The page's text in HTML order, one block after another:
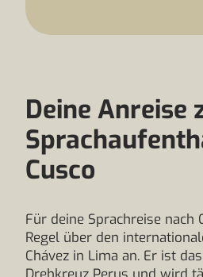
Deine Anreise
Cusco
Für deine Sprachreise nach
Regel über den
Chávez in Lima an. Er ist